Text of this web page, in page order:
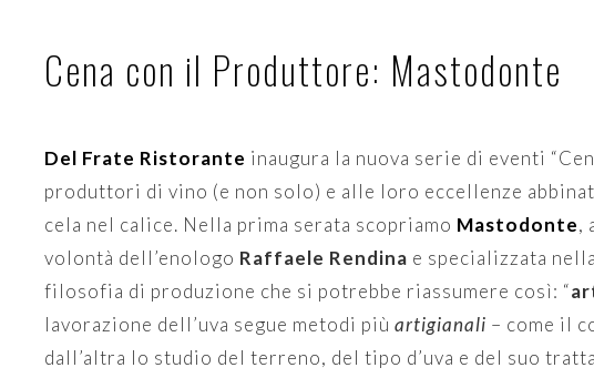
Cena con il Produttore: Mastodonte
Del Frate Ristorante inaugura la nuova serie di eventi
produttori di vino (e non solo) e alle loro eccellenze
cela nel calice. Nella prima serata scopriamo Mastodonte,
volontà dell’enologo Raffaele Rendina e specializzata
filosofia di produzione che si potrebbe riassumere così: “a
lavorazione dell’uva segue metodi più artigianali – come il
dall’altra lo studio del terreno, del tipo d’uva e del suo